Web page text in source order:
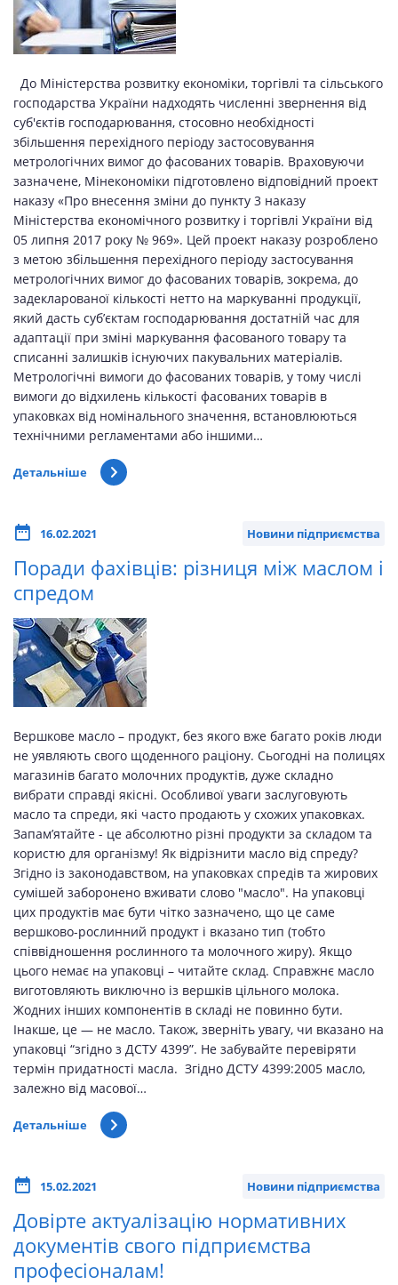
До Міністерства розвитку економіки, торгівлі та сільського
господарства України надходять численні звернення від
суб'єктів господарювання, стосовно необхідності
збільшення перехідного періоду застосовування
метрологічних вимог до фасованих товарів. Враховуючи
зазначене, Мінекономіки підготовлено відповідний проект
наказу «Про внесення зміни до пункту 3 наказу
Міністерства економічного розвитку і торгівлі України від
05 липня 2017 року № 969». Цей проект наказу розроблено
з метою збільшення перехідного періоду застосування
метрологічних вимог до фасованих товарів, зокрема, до
задекларованої кількості нетто на маркуванні продукції,
який дасть суб’єктам господарювання достатній час для
адаптації при зміні маркування фасованого товару та
списанні залишків існуючих пакувальних матеріалів.
Метрологічні вимоги до фасованих товарів, у тому числі
вимоги до відхилень кількості фасованих товарів в
упаковках від номінального значення, встановлюються
технічними регламентами або іншими…
Детальніше
16.02.2021 Новини підприємства
Поради фахівців: різниця між маслом і
спредом
Вершкове масло – продукт, без якого вже багато років люди
не уявляють свого щоденного раціону. Сьогодні на полицях
магазинів багато молочних продуктів, дуже складно
вибрати справді якісні. Особливої уваги заслуговують
масло та спреди, які часто продають у схожих упаковках.
Запам’ятайте - це абсолютно різні продукти за складом та
користю для організму! Як відрізнити масло від спреду?
Згідно із законодавством, на упаковках спредів та жирових
сумішей заборонено вживати слово "масло". На упаковці
цих продуктів має бути чітко зазначено, що це саме
вершково-рослинний продукт і вказано тип (тобто
співвідношення рослинного та молочного жиру). Якщо
цього немає на упаковці – читайте склад. Справжнє масло
виготовляють виключно із вершків цільного молока.
Жодних інших компонентів в складі не повинно бути.
Інакше, це — не масло. Також, зверніть увагу, чи вказано на
упаковці “згідно з ДСТУ 4399”. Не забувайте перевіряти
термін придатності масла. Згідно ДСТУ 4399:2005 масло,
залежно від масової…
Детальніше
15.02.2021 Новини підприємства
Довірте актуалізацію нормативних
документів свого підприємства
професіоналам!